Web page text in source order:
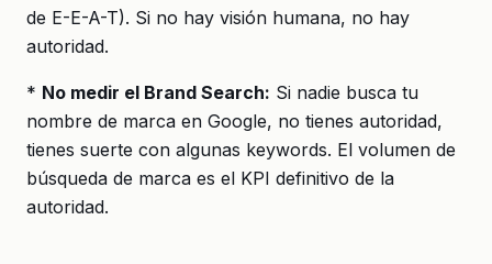
de E-E-A-T). Si no hay visión humana, no hay
autoridad.
* No medir el Brand Search: Si nadie busca tu
nombre de marca en Google, no tienes autoridad,
tienes suerte con algunas keywords. El volumen de
búsqueda de marca es el KPI definitivo de la
autoridad.